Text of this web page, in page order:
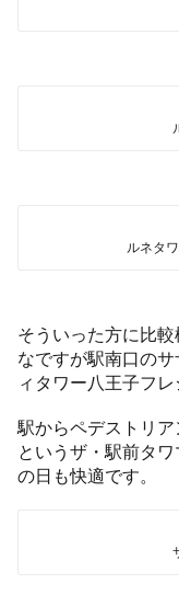
ルネタ
そういった方に比
なですが駅南口の
ィタワー八王子フレ
駅からペデストリ
というザ・駅前タ
の日も快適です。